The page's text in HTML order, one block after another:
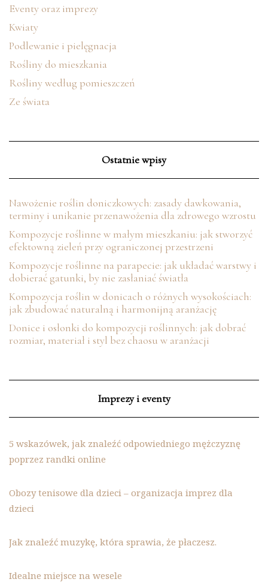
Eventy oraz imprezy
Kwiaty
Podlewanie i pielęgnacja
Rośliny do mieszkania
Rośliny według pomieszczeń
Ze świata
Ostatnie wpisy
Nawożenie roślin doniczkowych: zasady dawkowania,
terminy i unikanie przenawożenia dla zdrowego wzrostu
Kompozycje roślinne w małym mieszkaniu: jak stworzyć
efektowną zieleń przy ograniczonej przestrzeni
Kompozycje roślinne na parapecie: jak układać warstwy i
dobierać gatunki, by nie zasłaniać światła
Kompozycja roślin w donicach o różnych wysokościach:
jak zbudować naturalną i harmonijną aranżację
Donice i osłonki do kompozycji roślinnych: jak dobrać
rozmiar, materiał i styl bez chaosu w aranżacji
Imprezy i eventy
5 wskazówek, jak znaleźć odpowiedniego mężczyznę
poprzez randki online
Obozy tenisowe dla dzieci – organizacja imprez dla
dzieci
Jak znaleźć muzykę, która sprawia, że płaczesz.
Idealne miejsce na wesele